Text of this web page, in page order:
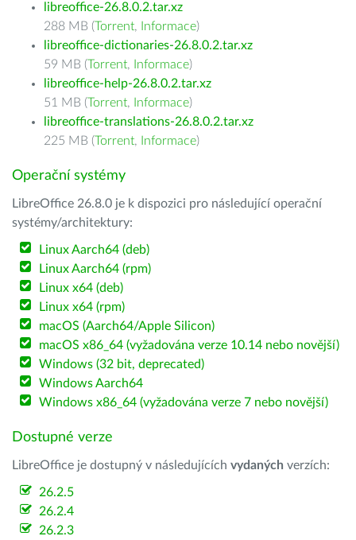
libreoffice-26.8.0.2.tar.xz
288 MB (Torrent, Informace)
libreoffice-dictionaries-26.8.0.2.tar.xz
59 MB (Torrent, Informace)
libreoffice-help-26.8.0.2.tar.xz
51 MB (Torrent, Informace)
libreoffice-translations-26.8.0.2.tar.xz
225 MB (Torrent, Informace)
Operační systémy
LibreOffice 26.8.0 je k dispozici pro následující operační
systémy/architektury:
Linux Aarch64 (deb)
Linux Aarch64 (rpm)
Linux x64 (deb)
Linux x64 (rpm)
macOS (Aarch64/Apple Silicon)
macOS x86_64 (vyžadována verze 10.14 nebo novější)
Windows (32 bit, deprecated)
Windows Aarch64
Windows x86_64 (vyžadována verze 7 nebo novější)
Dostupné verze
LibreOffice je dostupný v následujících vydaných verzích:
26.2.5
26.2.4
26.2.3